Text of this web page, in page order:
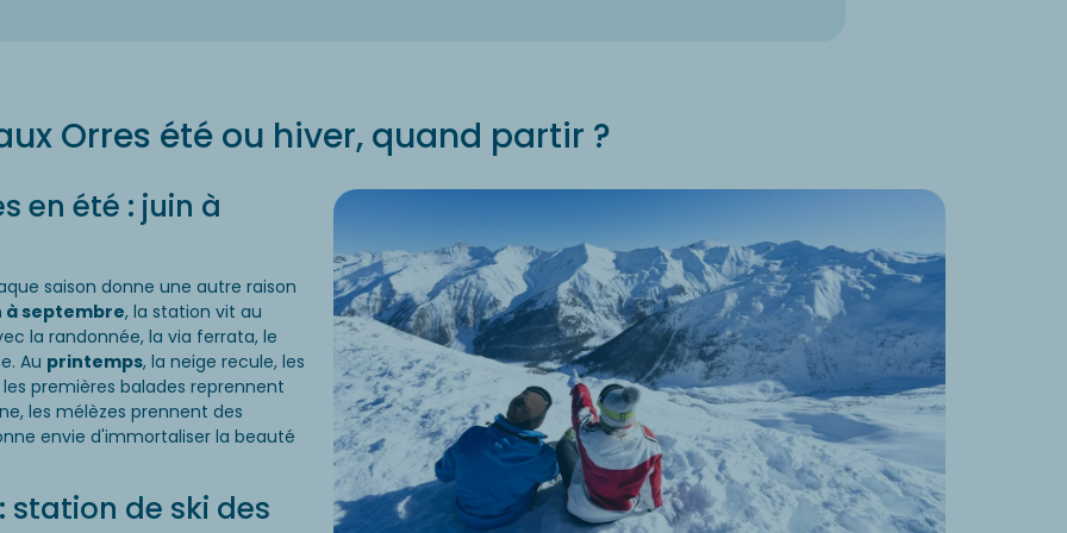
Orres été ou hiver, quand partir ?
en été : juin à
saison donne une autre raison
à septembre, la station vit au
la randonnée, la via ferrata, le
Au printemps, la neige recule, les
premières balades reprennent
les mélèzes prennent des
envie d'immortaliser la beauté
station de ski des